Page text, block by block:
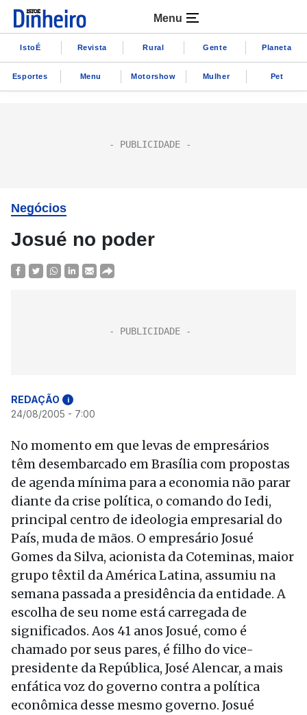
Menu
IstoÉ Revista Rural Gente Planeta
Esportes Menu Motorshow Mulher Pet
Negócios
Josué no poder
REDAÇÃO i
24/08/2005 - 7:00
No momento em que levas de empresários
têm desembarcado em Brasília com propostas
de agenda mínima para a economia não parar
diante da crise política, o comando do Iedi,
principal centro de ideologia empresarial do
País, muda de mãos. O empresário Josué
Gomes da Silva, acionista da Coteminas, maior
grupo têxtil da América Latina, assumiu na
semana passada a presidência da entidade. A
escolha de seu nome está carregada de
significados. Aos 41 anos Josué, como é
chamado por seus pares, é filho do vice-
presidente da República, José Alencar, a mais
enfática voz do governo contra a política
econômica desse mesmo governo. Josué